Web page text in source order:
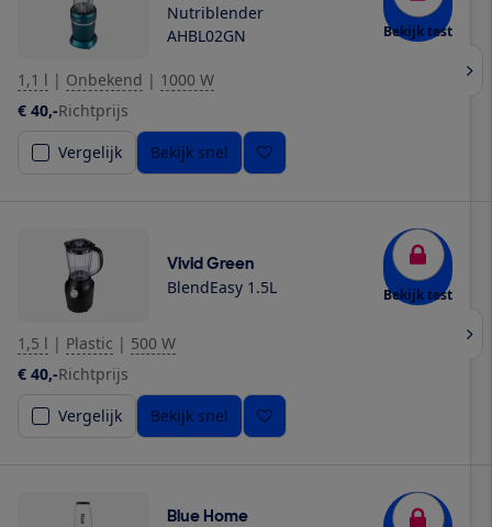
Nutriblender
AHBL02GN
Bekijk test
1,1 l | Onbekend | 1000 W
€ 40,-Richtprijs
Vergelijk
Bekijk snel
Vivid Green
BlendEasy 1.5L Bekijk test
1,5 l | Plastic | 500 W
€ 40,-Richtprijs
Vergelijk
Bekijk snel
Blue Home